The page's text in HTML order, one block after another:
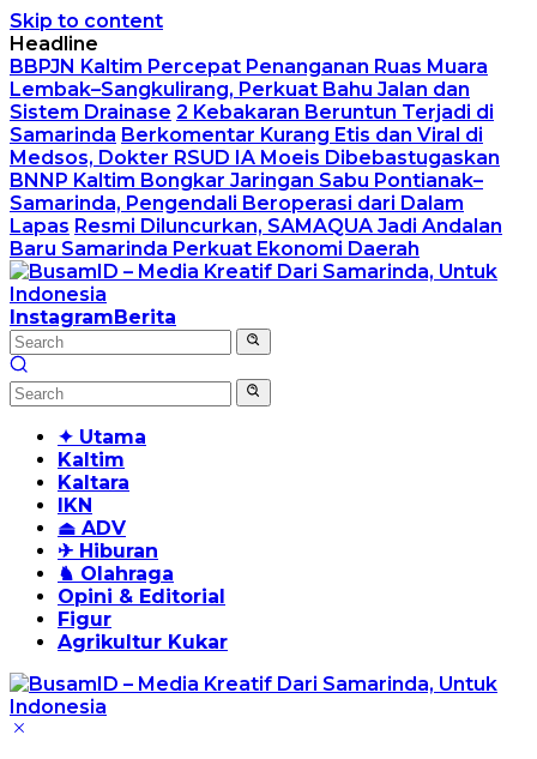
Skip to content
Headline
BBPJN Kaltim Percepat Penanganan Ruas Muara
Lembak–Sangkulirang, Perkuat Bahu Jalan dan
Sistem Drainase 2 Kebakaran Beruntun Terjadi di
Samarinda Berkomentar Kurang Etis dan Viral di
Medsos, Dokter RSUD IA Moeis Dibebastugaskan
BNNP Kaltim Bongkar Jaringan Sabu Pontianak–
Samarinda, Pengendali Beroperasi dari Dalam
Lapas Resmi Diluncurkan, SAMAQUA Jadi Andalan
Baru Samarinda Perkuat Ekonomi Daerah
InstagramBerita
✦ Utama
Kaltim
Kaltara
IKN
⏏ ADV
✈ Hiburan
♞ Olahraga
Opini & Editorial
Figur
Agrikultur Kukar